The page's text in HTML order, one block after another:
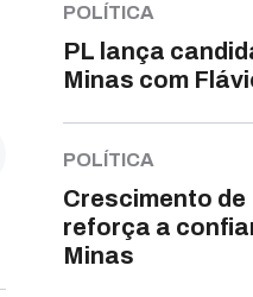
POLÍTICA
PL lança
Minas com
POLÍTICA
Crescimento
reforça a
Minas